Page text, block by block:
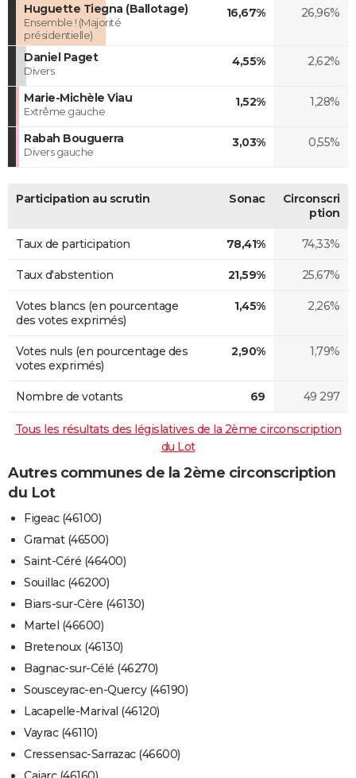
Huguette Tiegna (Ballotage)
Ensemble ! (Majorité
présidentielle)
16,67% 26,96%
Daniel Paget
Divers
4,55% 2,62%
Marie-Michèle Viau
Extrême gauche
1,52% 1,28%
Rabah Bouguerra
Divers gauche
3,03% 0,55%
Participation au scrutin Sonac
Circonscri
ption
Taux de participation 78,41% 74,33%
Taux d'abstention 21,59% 25,67%
Votes blancs (en pourcentage
des votes exprimés)
1,45% 2,26%
Votes nuls (en pourcentage des
votes exprimés)
2,90% 1,79%
Nombre de votants 69 49 297
Tous les résultats des législatives de la 2ème circonscription
du Lot
Autres communes de la 2ème circonscription
du Lot
Figeac (46100)
Gramat (46500)
Saint-Céré (46400)
Souillac (46200)
Biars-sur-Cère (46130)
Martel (46600)
Bretenoux (46130)
Bagnac-sur-Célé (46270)
Sousceyrac-en-Quercy (46190)
Lacapelle-Marival (46120)
Vayrac (46110)
Cressensac-Sarrazac (46600)